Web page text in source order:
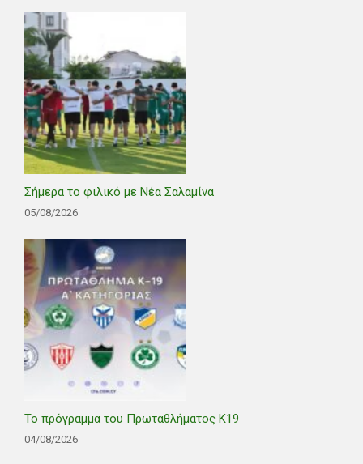
Σήμερα το φιλικό με Νέα Σαλαμίνα
05/08/2026
Το πρόγραμμα του Πρωταθλήματος Κ19
04/08/2026